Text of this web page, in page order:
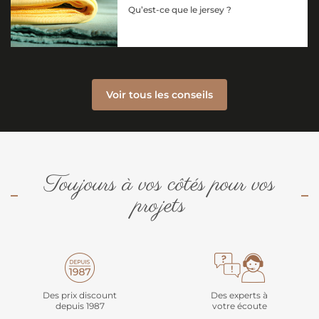
Qu’est-ce que le jersey ?
Voir tous les conseils
Toujours à vos côtés pour vos
projets
Des prix discount
depuis 1987
Des experts à
votre écoute